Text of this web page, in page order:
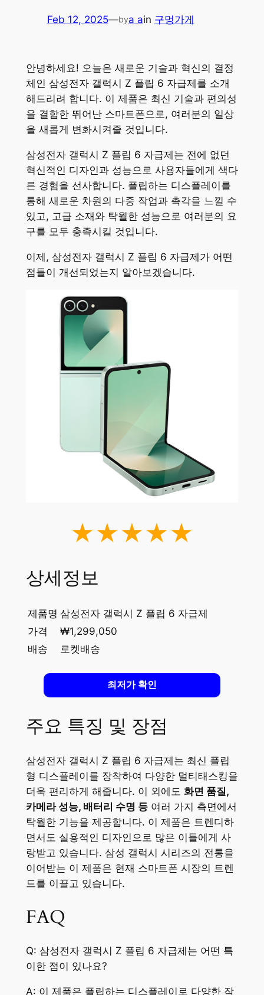
Feb 12, 2025—bya ain 구멍가게
안녕하세요! 오늘은 새로운 기술과 혁신의 결정
체인 삼성전자 갤럭시 Z 플립 6 자급제를 소개
해드리려 합니다. 이 제품은 최신 기술과 편의성
을 결합한 뛰어난 스마트폰으로, 여러분의 일상
을 새롭게 변화시켜줄 것입니다.
삼성전자 갤럭시 Z 플립 6 자급제는 전에 없던
혁신적인 디자인과 성능으로 사용자들에게 색다
른 경험을 선사합니다. 플립하는 디스플레이를
통해 새로운 차원의 다중 작업과 촉각을 느낄 수
있고, 고급 소재와 탁월한 성능으로 여러분의 요
구를 모두 충족시킬 것입니다.
이제, 삼성전자 갤럭시 Z 플립 6 자급제가 어떤
점들이 개선되었는지 알아보겠습니다.
★★★★★
상세정보
제품명 삼성전자 갤럭시 Z 플립 6 자급제
가격
₩1,299,050
배송
로켓배송
최저가 확인
주요 특징 및 장점
삼성전자 갤럭시 Z 플립 6 자급제는 최신 플립
형 디스플레이를 장착하여 다양한 멀티태스킹을
더욱 편리하게 해줍니다. 이 외에도 화면 품질,
카메라 성능, 배터리 수명 등여러 가지 측면에서
탁월한 기능을 제공합니다. 이 제품은 트렌디하
면서도 실용적인 디자인으로 많은 이들에게 사
랑받고 있습니다. 삼성 갤럭시 시리즈의 전통을
이어받는 이 제품은 현재 스마트폰 시장의 트렌
드를 이끌고 있습니다.
FAQ
Q: 삼성전자 갤럭시 Z 플립 6 자급제는 어떤 특
이한 점이 있나요?
A: 이 제품은 플립하는 디스플레이로 다양한 작